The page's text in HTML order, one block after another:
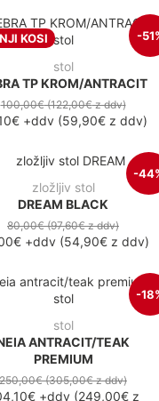
KOSI -
stol
TP KROM/ANTRACIT
100,00€(122,00€z ddv)
+ddv (59,90€ z ddv)
-
zložljiv stol
DREAM BLACK
80,00€(97,60€z ddv)
+ddv(54,90€z ddv)
-
stol
ANTRACIT/TEAK
PREMIUM
250,00€(305,00€z ddv)
+ddv(249,00€z